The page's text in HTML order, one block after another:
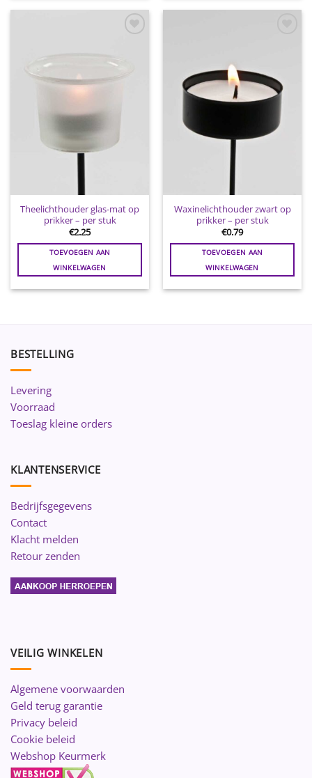
wenslijst
Theelichthouder glas-mat op
prikker – per stuk
€2.25
TOEVOEGEN AAN
WINKELWAGEN
Waxinelichthouder zwart op
prikker – per stuk
€0.79
TOEVOEGEN AAN
WINKELWAGEN
BESTELLING
Levering
Voorraad
Toeslag kleine orders
KLANTENSERVICE
Bedrijfsgegevens
Contact
Klacht melden
Retour zenden
VEILIG WINKELEN
Algemene voorwaarden
Geld terug garantie
Privacy beleid
Cookie beleid
Webshop Keurmerk